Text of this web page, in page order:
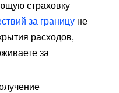
страховку
за границу не
расходов,
за